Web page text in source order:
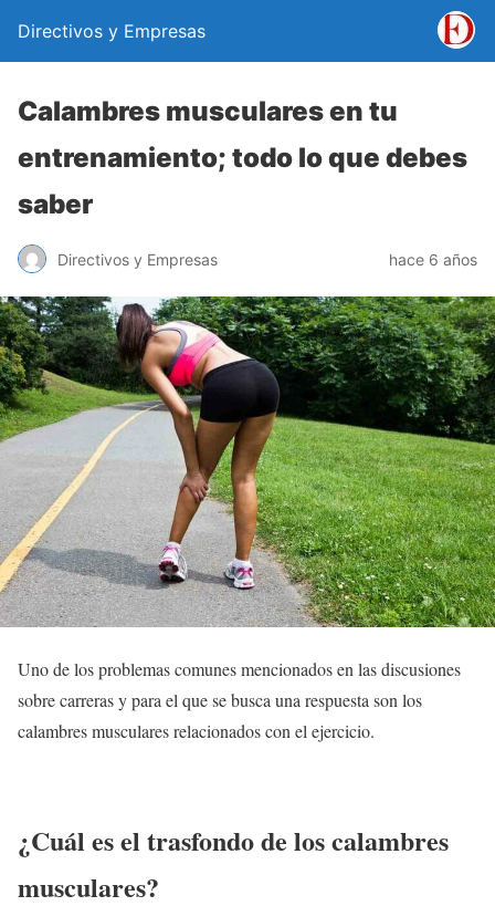
Directivos y Empresas
Calambres musculares en tu
entrenamiento; todo lo que debes
saber
Directivos y Empresas hace 6 años
Uno de los problemas comunes mencionados en las discusiones
sobre carreras y para el que se busca una respuesta son los
calambres musculares relacionados con el ejercicio.
¿Cuál es el trasfondo de los calambres
musculares?